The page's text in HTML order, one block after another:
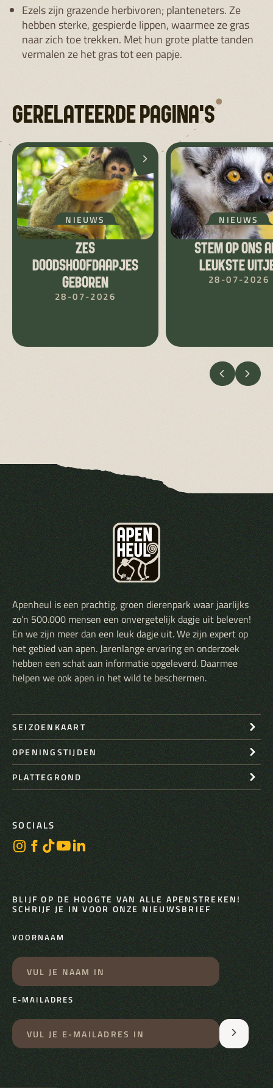
Ezels zijn grazende herbivoren; planteneters. Ze
hebben sterke, gespierde lippen, waarmee ze gras
naar zich toe trekken. Met hun grote platte tanden
vermalen ze het gras tot een papje.
GERELATEERDE PAGINA'S
NIEUWS
ZES
DOODSHOOFDAAPJES
GEBOREN
28-07-2026
NIEUWS
STEM OP ONS
LEUKSTE
28-07-2026
VORIGE
Apenheul is een prachtig, groen dierenpark waar jaarlijks
zo’n 500.000 mensen een onvergetelijk dagje uit beleven!
En we zijn meer dan een leuk dagje uit. We zijn expert op
het gebied van apen. Jarenlange ervaring en onderzoek
hebben een schat aan informatie opgeleverd. Daarmee
helpen we ook apen in het wild te beschermen.
SEIZOENKAART
OPENINGSTIJDEN
PLATTEGROND
SOCIALS
BLIJF OP DE HOOGTE VAN ALLE APENSTREKEN!
SCHRIJF JE IN VOOR ONZE NIEUWSBRIEF
VOORNAAM
E-MAILADRES